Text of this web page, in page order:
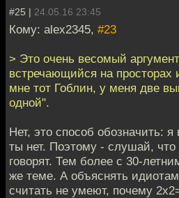
#25 | 24.05.16 23:45
Кому: alex2345, #23
> Это очень весомый
встречающийся на просторах
мне тот Гоблин, у меня две
одной".
Нет, это способ обозначить:
ты нет. Поэтому - слушай,
говорят. Тем более с 30-
же теме. А объяснять
считать не умеют, почему